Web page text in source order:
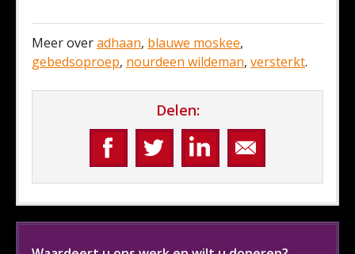
Meer overadhaan, blauwe moskee,
gebedsoproep, nourdeen wildeman, versterkt.
Delen: